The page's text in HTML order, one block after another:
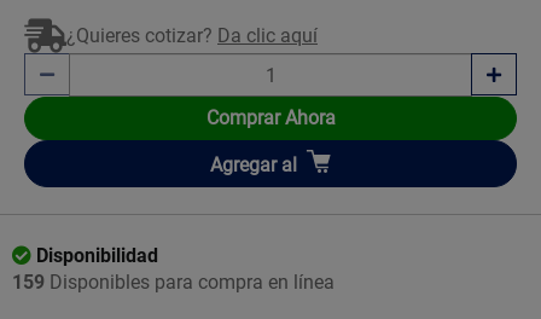
¿Quieres cotizar? Da clic aquí
Comprar Ahora
Añadir
Agregar al
Disponibilidad
159 Disponibles para compra en línea